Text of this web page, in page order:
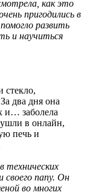
как это
пригодились в
развить
и научиться
стекло,
два дня она
и… заболела
в онлайн,
печь и
технических
своего папу. Он
во многих